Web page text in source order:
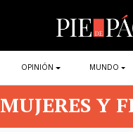
OPINIÓN MUNDO
MUJERES Y